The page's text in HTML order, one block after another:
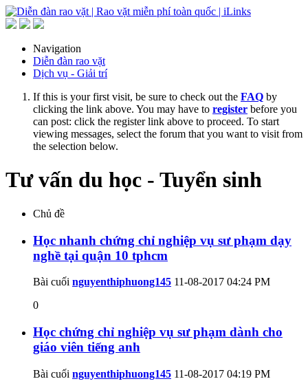
Navigation
Diễn đàn rao vặt
Dịch vụ - Giải trí
If this is your first visit, be sure to check out the FAQ by
clicking the link above. You may have to register before you
can post: click the register link above to proceed. To start
viewing messages, select the forum that you want to visit from
the selection below.
Tư vấn du học - Tuyển sinh
Chủ đề
Học nhanh chứng chỉ nghiệp vụ sư phạm dạy
nghề tại quận 10 tphcm
Bài cuối nguyenthiphuong145 11-08-2017 04:24 PM
0
Học chứng chỉ nghiệp vụ sư phạm dành cho
giáo viên tiếng anh
Bài cuối nguyenthiphuong145 11-08-2017 04:19 PM